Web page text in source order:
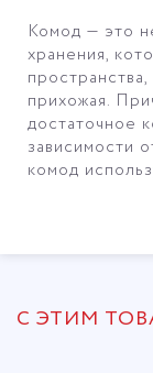
Комод — это
хранения,
прихожая.
достаточное
зависимости
комод
С ЭТИМ